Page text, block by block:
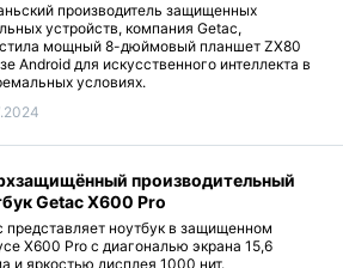
производитель защищенных
устройств, компания Getac,
мощный 8-дюймовый планшет ZX80
Android для искусственного интеллекта в
условиях.
производительный
Getac X600 Pro
представляет ноутбук в защищенном
X600 Pro с диагональю экрана 15,6
и яркостью дисплея 1000 нит.